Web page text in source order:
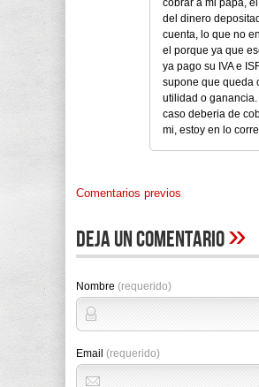
cobrar a mi papa,
del dinero
cuenta, lo que no
el porque ya que
ya pago su IVA e
supone que queda
utilidad o
caso deberia de
mi, estoy en lo
Comentarios previos
Deja un comentario»
Nombre (requerido)
Email (requerido)